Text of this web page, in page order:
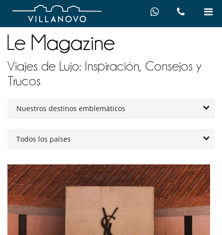
Viajes de Lujo: Inspiración, Consejos y
Trucos
Nuestros destinos emblemáticos
Todos los países